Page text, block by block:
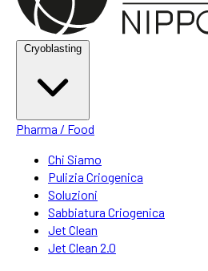
Cryoblasting
Pharma / Food
Chi Siamo
Pulizia Criogenica
Soluzioni
Sabbiatura Criogenica
Jet Clean
Jet Clean 2.0